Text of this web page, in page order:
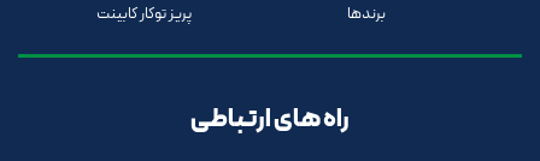
برندها
پریز توکار کابینت
راه های ارتباطی